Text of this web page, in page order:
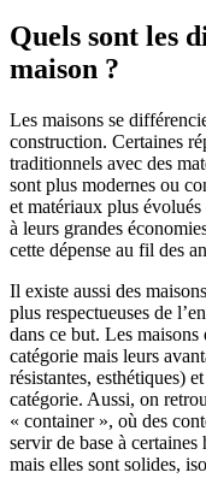
Quels sont les
maison ?
Les maisons se
construction. Certaines
traditionnels avec des
sont plus modernes ou
et matériaux plus
à leurs grandes
cette dépense au fil des
Il existe aussi des
plus respectueuses de
dans ce but. Les maisons
catégorie mais leurs
résistantes, esthétiques)
catégorie. Aussi, on
« container », où des
servir de base à
mais elles sont solides,